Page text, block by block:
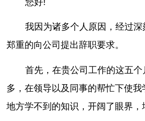
我因为诸多个人原因，经过深
郑重的向公司提出辞职要求。
首先，在贵公司工作的这五个
多，在领导以及同事的帮忙下使
地方学不到的知识，开阔了眼界，